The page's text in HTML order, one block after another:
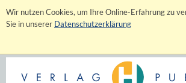
Wir nutzen Cookies, um Ihre Online-Erfahrung zu
Sie in unserer Datenschutzerklärung